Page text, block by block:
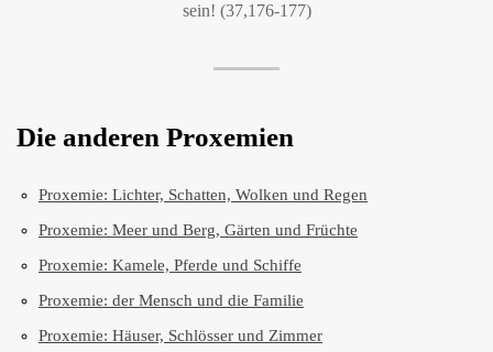
sein! (37,176-177)
Die anderen Proxemien
Proxemie: Lichter, Schatten, Wolken und Regen
Proxemie: Meer und Berg, Gärten und Früchte
Proxemie: Kamele, Pferde und Schiffe
Proxemie: der Mensch und die Familie
Proxemie: Häuser, Schlösser und Zimmer